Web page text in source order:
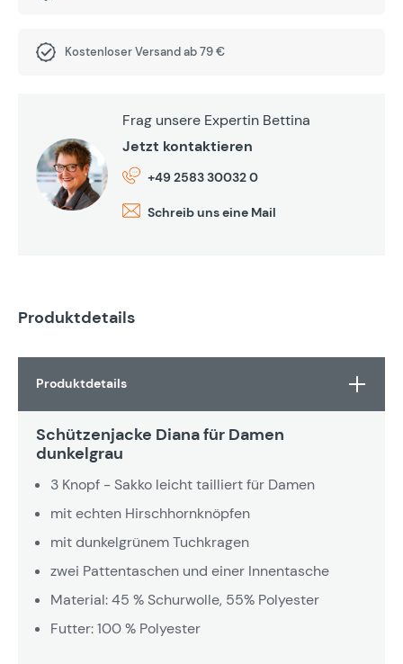
Kostenloser Versand ab 79 €
Frag unsere Expertin Bettina
Jetzt kontaktieren
+49 2583 30032 0
Schreib uns eine Mail
Produktdetails
Produktdetails
Schützenjacke Diana für Damen
dunkelgrau
3 Knopf - Sakko leicht tailliert für Damen
mit echten Hirschhornknöpfen
mit dunkelgrünem Tuchkragen
zwei Pattentaschen und einer Innentasche
Material: 45 % Schurwolle, 55% Polyester
Futter: 100 % Polyester